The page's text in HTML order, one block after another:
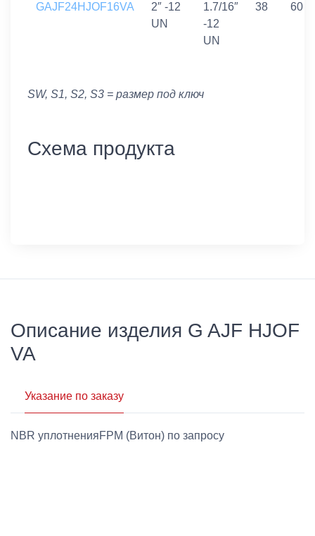
GAJF24HJOF16VA
2″ -12
UN
1.7/16″
-12
UN
38 60
SW, S1, S2, S3 = размер под ключ
Схема продукта
Описание изделия G AJF HJOF
VA
Указание по заказу
NBR уплотненияFPM (Витон) по запросу